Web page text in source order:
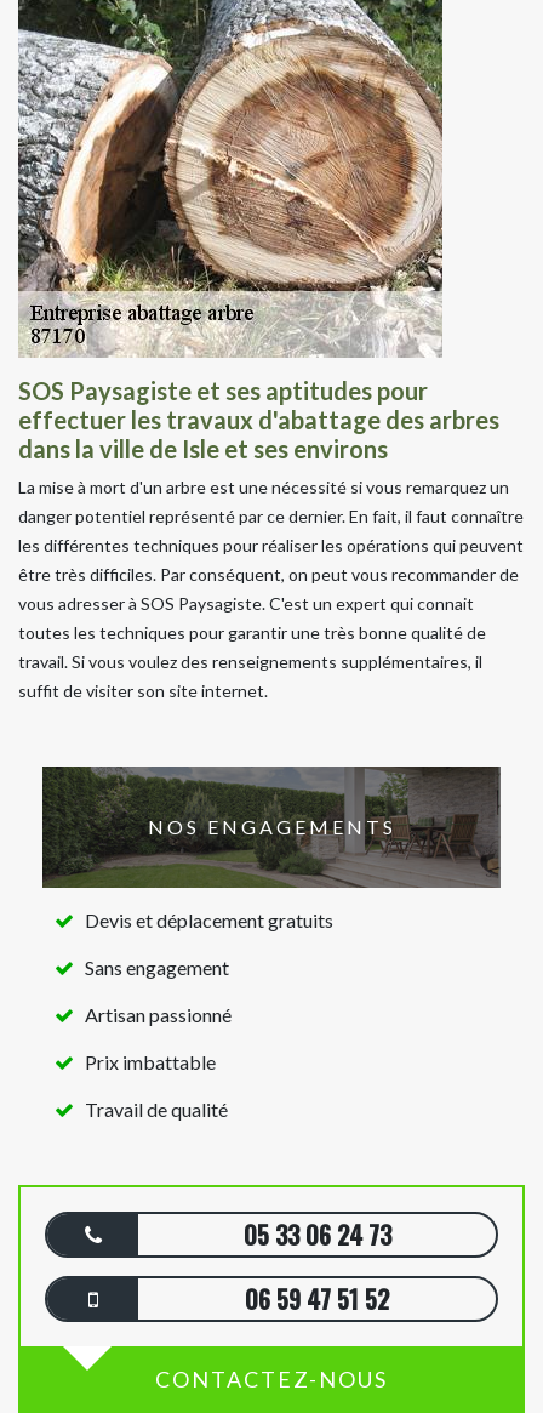
SOS Paysagiste et ses aptitudes pour
effectuer les travaux d'abattage des arbres
dans la ville de Isle et ses environs
La mise à mort d'un arbre est une nécessité si vous remarquez un
danger potentiel représenté par ce dernier. En fait, il faut connaître
les différentes techniques pour réaliser les opérations qui peuvent
être très difficiles. Par conséquent, on peut vous recommander de
vous adresser à SOS Paysagiste. C'est un expert qui connait
toutes les techniques pour garantir une très bonne qualité de
travail. Si vous voulez des renseignements supplémentaires, il
suffit de visiter son site internet.
NOS ENGAGEMENTS
Devis et déplacement gratuits
Sans engagement
Artisan passionné
Prix imbattable
Travail de qualité
05 33 06 24 73
06 59 47 51 52
CONTACTEZ-NOUS